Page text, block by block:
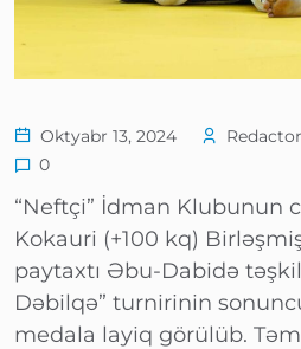
Oktyabr 13, 2024
0
“Neftçi” İdman Klubunun
Kokauri (+100 kq)
paytaxtı Əbu-Dabidə
Dəbilqə” turnirinin
medala layiq görülüb.